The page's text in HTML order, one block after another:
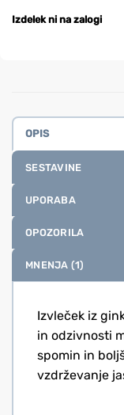
Izdelek ni na zalogi
OPIS
SESTAVINE
UPORABA
OPOZORILA
MNENJA (1)
Izvleček iz
in odzivnosti
spomin in
vzdrževanje